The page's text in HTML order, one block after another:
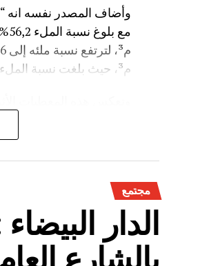
م³، حيث بلغت نسبة الملء 78,6%..”
مجتمع
الدار